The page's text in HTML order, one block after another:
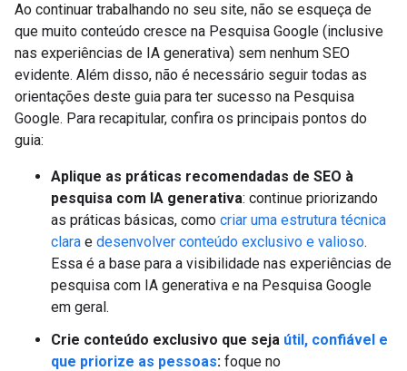
Ao continuar trabalhando no seu site, não se esqueça de
que muito conteúdo cresce na Pesquisa Google (inclusive
nas experiências de IA generativa) sem nenhum SEO
evidente. Além disso, não é necessário seguir todas as
orientações deste guia para ter sucesso na Pesquisa
Google. Para recapitular, confira os principais pontos do
guia:
Aplique as práticas recomendadas de SEO à
pesquisa com IA generativa: continue priorizando
as práticas básicas, como criar uma estrutura técnica
clara e desenvolver conteúdo exclusivo e valioso.
Essa é a base para a visibilidade nas experiências de
pesquisa com IA generativa e na Pesquisa Google
em geral.
Crie conteúdo exclusivo que seja útil, confiável e
que priorize as pessoas: foque no